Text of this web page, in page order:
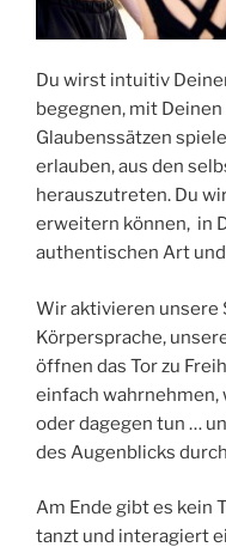
Du wirst intuitiv
begegnen, mit
Glaubenssätzen
erlauben, aus den
herauszutreten. Du
erweitern können, in
authentischen Art
Wir aktivieren unsere
Körpersprache,
öffnen das Tor zu
einfach wahrnehmen,
oder dagegen tun …
des Augenblicks
Am Ende gibt es kein
tanzt und interagiert